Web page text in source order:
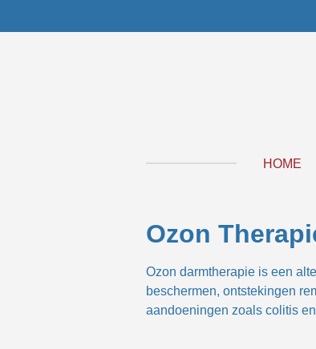
direct
HOME
Ozon
Ozon darmtherapie is een
beschermen, ontstekingen
aandoeningen zoals colitis